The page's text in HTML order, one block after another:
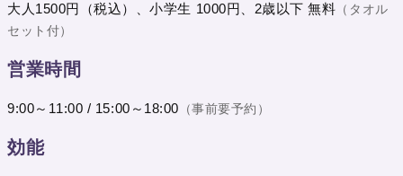
大人1500円（税込）、小学生 1000円、2歳以下 無料 （タオル
セット付）
営業時間
9:00～11:00 / 15:00～18:00 （事前要予約）
効能